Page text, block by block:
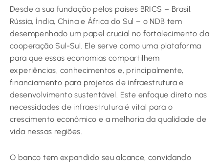
Desde a sua fundação pelos países BRICS – Brasil,
Rússia, Índia, China e África do Sul – o NDB tem
desempenhado um papel crucial no fortalecimento da
cooperação Sul-Sul. Ele serve como uma plataforma
para que essas economias compartilhem
experiências, conhecimentos e, principalmente,
financiamento para projetos de infraestrutura e
desenvolvimento sustentável. Este enfoque direto nas
necessidades de infraestrutura é vital para o
crescimento econômico e a melhoria da qualidade de
vida nessas regiões.
O banco tem expandido seu alcance, convidando